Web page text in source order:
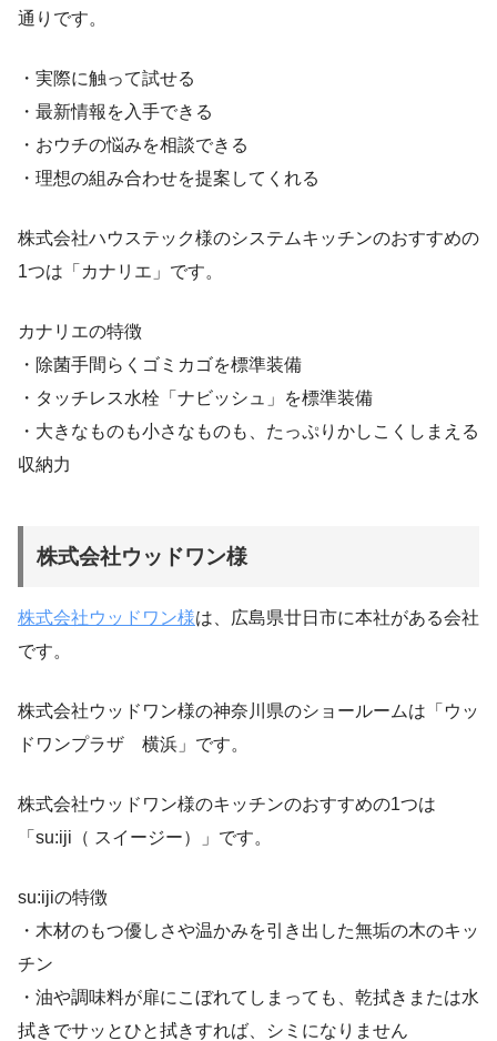
通りです。
・実際に触って試せる
・最新情報を入手できる
・おウチの悩みを相談できる
・理想の組み合わせを提案してくれる
株式会社ハウステック様のシステムキッチンのおすすめの
1つは「カナリエ」です。
カナリエの特徴
・除菌手間らくゴミカゴを標準装備
・タッチレス水栓「ナビッシュ」を標準装備
・大きなものも小さなものも、たっぷりかしこくしまえる
収納力
株式会社ウッドワン様
株式会社ウッドワン様は、広島県廿日市に本社がある会社
です。
株式会社ウッドワン様の神奈川県のショールームは「ウッ
ドワンプラザ 横浜」です。
株式会社ウッドワン様のキッチンのおすすめの1つは
「su:iji（ スイージー）」です。
su:ijiの特徴
・木材のもつ優しさや温かみを引き出した無垢の木のキッ
チン
・油や調味料が扉にこぼれてしまっても、乾拭きまたは水
拭きでサッとひと拭きすれば、シミになりません